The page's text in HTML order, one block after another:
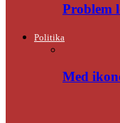
Problem
Politika
Med